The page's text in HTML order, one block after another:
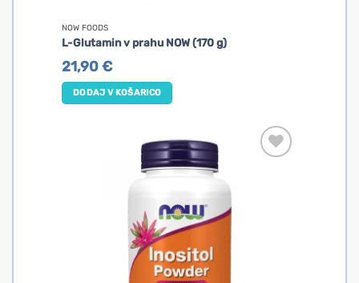
NOW FOODS
L-Glutamin v prahu NOW (170 g)
21,90€
DODAJ V KOŠARICO